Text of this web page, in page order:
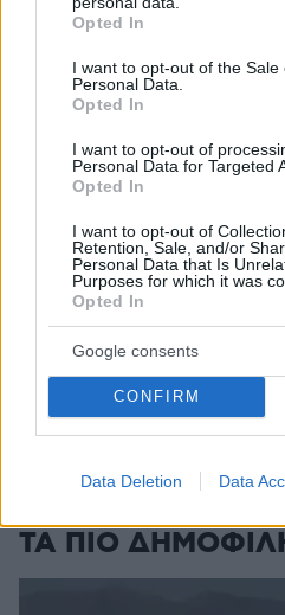
grant or deny consent to Google
use your data for below
consent section.
Opted In
I want to opt-out of the Sale
Personal Data.
Opted In
I want to opt-out of
Personal Data for Targeted
Opted In
I want to opt-out of
Retention, Sale, and/or
Personal Data that Is
Purposes for which it was
Opted In
Google consents
CONFIRM
Data Deletion Data
πυρκαγιάς
Τα σνακ που προστατεύουν
ημέρα αρκούν
πριν μία ώρα
ΠΑΥΛΟΣ ΜΑΡΙΝΑΚΗΣ
Το δημογραφικό δεν μπορεί να
πριν μία ώρα
Κρεμμύδια για στιφάδο. Έτσι
γίνεται παιχνιδάκι
πριν μία ώρα
Τελικά πρέπει να
κολυμπήσουμε;
πριν μία ώρα
ΔΕΙΤΕ ΟΛΕΣ ΤΙΣ ΕΙΔΗΣΕΙΣ
ΤΑ ΠΙΟ